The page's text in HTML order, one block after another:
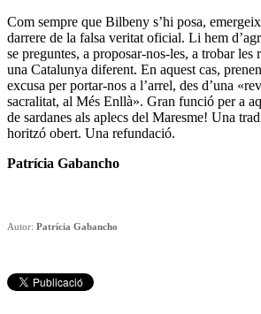
Com sempre que Bilbeny s’hi posa,
darrere de la falsa veritat oficial. Li hem
se preguntes, a proposar-nos-les, a trobar les
una Catalunya diferent. En aquest cas,
excusa per portar-nos a l’arrel, des d’una
sacralitat, al Més Enllà». Gran funció per a
de sardanes als aplecs del Maresme! Una
horitzó obert. Una refundació.
Patrícia Gabancho
Autor: Patrícia Gabancho